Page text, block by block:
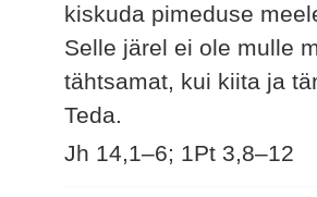
kiskuda pimeduse
Selle järel ei ole mulle
tähtsamat, kui kiita ja
Teda.
Jh 14,1–6; 1Pt 3,8–12